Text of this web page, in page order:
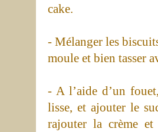
cake.
- Mélanger les
moule et bien tasser
- A l’aide d’un
lisse, et ajouter le
rajouter la crème